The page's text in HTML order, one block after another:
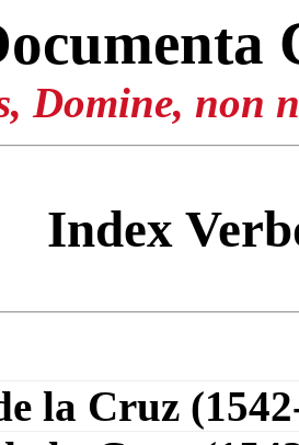
Domine, non
Index
la Cruz